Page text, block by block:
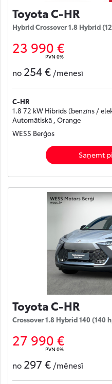
Toyota C-HR
Hybrid Crossover 1.8 Hybrid
23 990 €
PVN 0%
no 254 € /mēnesī
C-HR
1.8 72 kW Hibrīds (benzīns /
Automātiskā , Orange
WESS Berģos
Saņemt
Toyota C-HR
Crossover 1.8 Hybrid 140 (140
27 990 €
PVN 0%
no 297 € /mēnesī